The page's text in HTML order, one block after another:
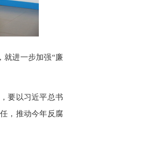
进一步加强“廉
要以习近平总书
，推动今年反腐